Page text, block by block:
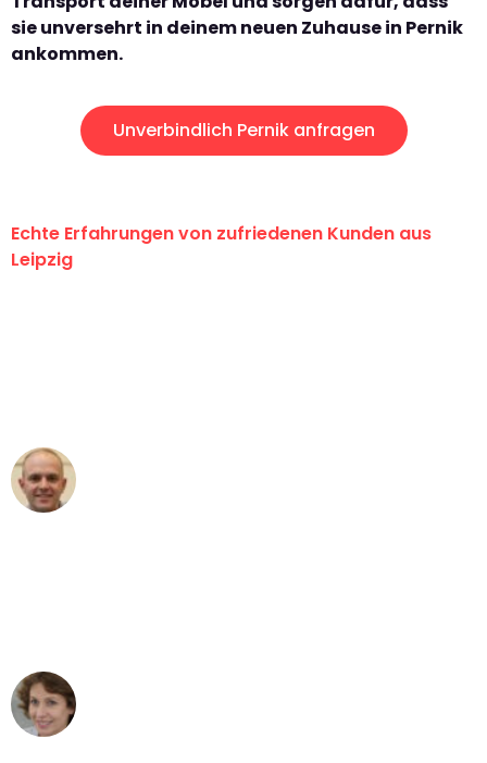
sie unversehrt in deinem neuen Zuhause in Pernik
ankommen.
Unverbindlich Pernik anfragen
Echte Erfahrungen von zufriedenen Kunden aus
Leipzig